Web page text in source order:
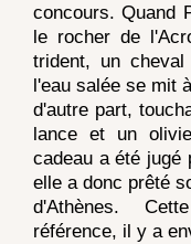
concours. Quand
le rocher de
trident, un
l'eau salée se mit
d'autre part,
lance et un
cadeau a été jugé
elle a donc prêté
d'Athènes.
référence, il y a